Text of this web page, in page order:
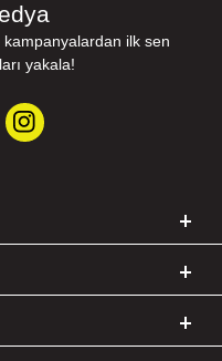
ilk sen
yakala!